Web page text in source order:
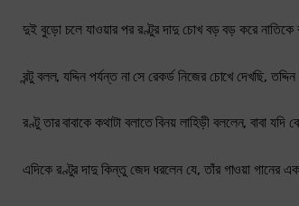
দুই বুড়ো চলে যাওয়ার পর রণ্টুর দাদু চোখ বড় বড় করে
রন্টু বলল, যদ্দিন পর্যন্ত না সে রেকর্ড নিজের চোখে দেখছি,
রণ্টু তার বাবাকে কথাটা বলাতে বিনয় লাহিড়ী বললেন, বাবা
এদিকে রণ্টুর দাদু কিন্তু জেদ ধরলেন যে, তাঁর গাওয়া গানের